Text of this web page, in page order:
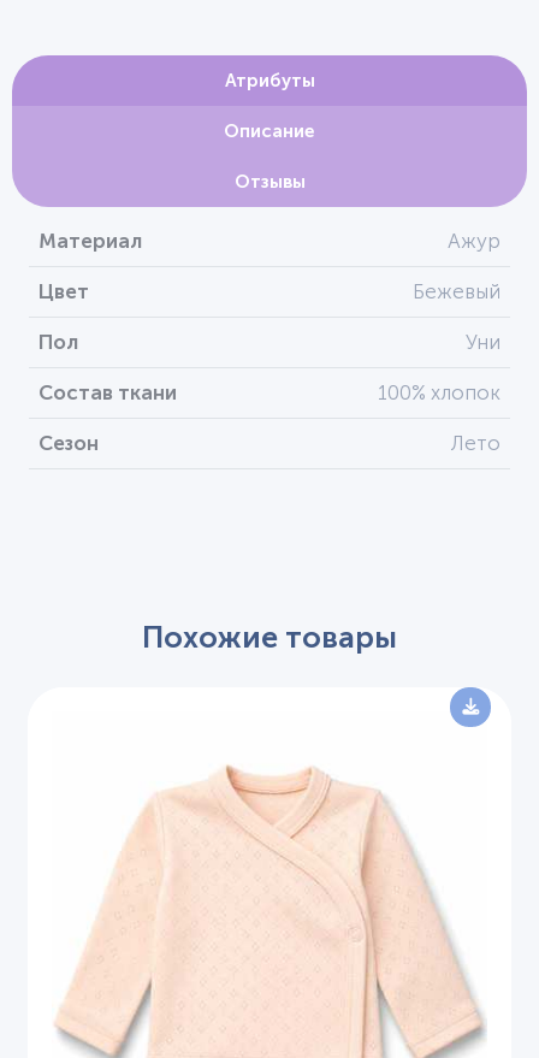
Атрибуты
Описание
Отзывы
Материал Ажур
Цвет Бежевый
Пол Уни
Состав ткани 100% хлопок
Сезон Лето
Похожие товары